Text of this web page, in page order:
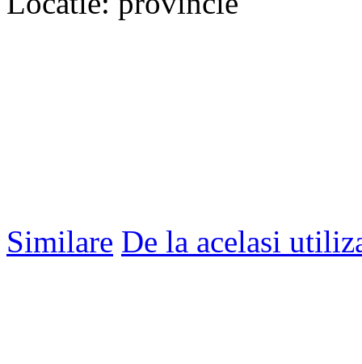
Similare De la acelasi